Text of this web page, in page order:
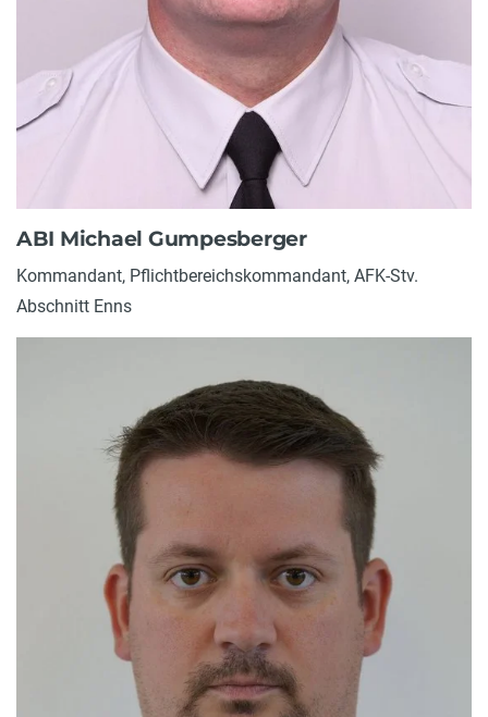
ABI Michael Gumpesberger
Kommandant, Pflichtbereichskommandant, AFK-Stv.
Abschnitt Enns